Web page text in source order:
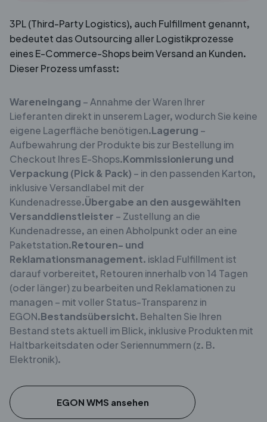
3PL (Third-Party Logistics), auch Fulfillment genannt,
bedeutet das Outsourcing aller Logistikprozesse
eines E-Commerce-Shops beim Versand an Kunden.
Dieser Prozess umfasst:
Wareneingang – Annahme der Waren Ihrer
Lieferanten direkt in unserem Lager, wodurch Sie keine
eigene Lagerfläche benötigen.Lagerung –
Aufbewahrung der Produkte bis zur Bestellung im
Checkout Ihres E-Shops.Kommissionierung und
Verpackung (Pick & Pack) – in den passenden Karton,
inklusive Versandlabel mit der
Kundenadresse.Übergabe an den ausgewählten
Versanddienstleister – Zustellung an die
Kundenadresse, an einen Abholpunkt oder an eine
Paketstation.Retouren- und
Reklamationsmanagement. isklad Fulfillment ist
darauf vorbereitet, Retouren innerhalb von 14 Tagen
(oder länger) zu bearbeiten und Reklamationen zu
managen – mit voller Status-Transparenz in
EGON.Bestandsübersicht. Behalten Sie Ihren
Bestand stets aktuell im Blick, inklusive Produkten mit
Haltbarkeitsdaten oder Seriennummern (z. B.
Elektronik).
EGON WMS ansehen